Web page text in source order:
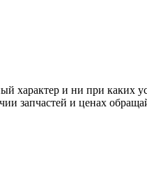
характер и ни при каких
запчастей и ценах